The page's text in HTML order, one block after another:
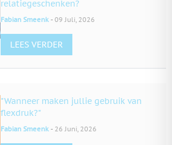
relatiegeschenken?
Fabian Smeenk - 09 Juli, 2026
LEES VERDER
"Wanneer maken jullie gebruik van
flexdruk?"
Fabian Smeenk - 26 Juni, 2026